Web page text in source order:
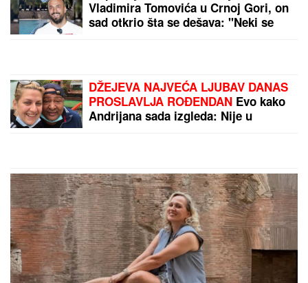
(FOTO) "MAJA SVE PLAĆA"Asmin
priznao šta se dešava nakon
rijalitija, ne odvaja se od
Marinkovićeve: Priznali kakav im je
odnos nakon skandala